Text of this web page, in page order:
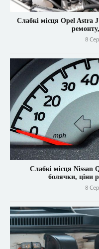
Слабкі місця Opel Astra
8
Слабкі місця Nissan
болячки, ціни
8